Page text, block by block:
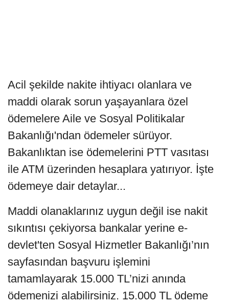
Acil şekilde nakite ihtiyacı olanlara ve
maddi olarak sorun yaşayanlara özel
ödemelere Aile ve Sosyal Politikalar
Bakanlığı'ndan ödemeler sürüyor.
Bakanlıktan ise ödemelerini PTT vasıtası
ile ATM üzerinden hesaplara yatırıyor. İşte
ödemeye dair detaylar...
Maddi olanaklarınız uygun değil ise nakit
sıkıntısı çekiyorsa bankalar yerine e-
devlet'ten Sosyal Hizmetler Bakanlığı’nın
sayfasından başvuru işlemini
tamamlayarak 15.000 TL’nizi anında
ödemenizi alabilirsiniz. 15.000 TL ödeme